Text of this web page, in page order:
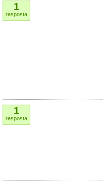
1
resposta
1
resposta